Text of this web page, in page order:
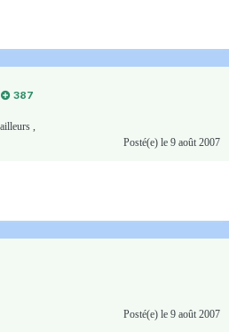
387
,
Posté(e) le 9 août 2007
Posté(e) le 9 août 2007